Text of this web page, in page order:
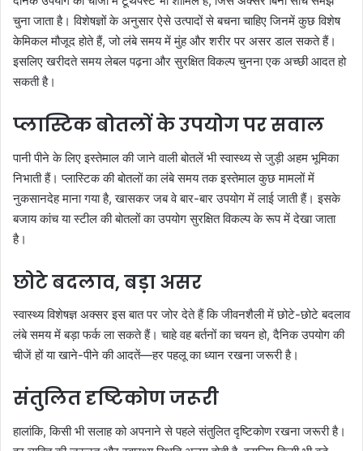
चुना जाता है। विशेषज्ञों के अनुसार ऐसे उत्पादों से बचना चाहिए जिनमें कुछ विशेष
केमिकल मौजूद होते हैं, जो लंबे समय में मुंह और शरीर पर असर डाल सकते हैं।
इसलिए खरीदते समय लेबल पढ़ना और सुरक्षित विकल्प चुनना एक अच्छी आदत हो
सकती है।
प्लास्टिक बोतलों के उपयोग पर सवाल
पानी पीने के लिए इस्तेमाल की जाने वाली बोतलें भी स्वास्थ्य से जुड़ी अहम भूमिका
निभाती हैं। प्लास्टिक की बोतलों का लंबे समय तक इस्तेमाल कुछ मामलों में
नुकसानदेह माना गया है, खासकर जब वे बार-बार उपयोग में लाई जाती हैं। इसके
बजाय कांच या स्टील की बोतलों का उपयोग सुरक्षित विकल्प के रूप में देखा जाता
है।
छोटे बदलाव, बड़ा असर
स्वास्थ्य विशेषज्ञ अक्सर इस बात पर जोर देते हैं कि जीवनशैली में छोटे-छोटे बदलाव
लंबे समय में बड़ा फर्क ला सकते हैं। चाहे वह बर्तनों का चयन हो, दैनिक उपयोग की
चीजें हों या खाने-पीने की आदतें—हर पहलू का ध्यान रखना जरूरी है।
संतुलित दृष्टिकोण जरूरी
हालांकि, किसी भी सलाह को अपनाने से पहले संतुलित दृष्टिकोण रखना जरूरी है।